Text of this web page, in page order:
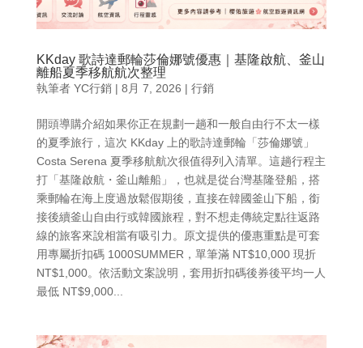
KKday 歌詩達郵輪莎倫娜號優惠｜基隆啟航、釜山
離船夏季移航航次整理
執筆者 YC行銷| 8月 7, 2026 | 行銷
開頭導購介紹如果你正在規劃一趟和一般自由行不太一樣
的夏季旅行，這次 KKday 上的歌詩達郵輪「莎倫娜號」
Costa Serena 夏季移航航次很值得列入清單。這趟行程主
打「基隆啟航・釜山離船」，也就是從台灣基隆登船，搭
乘郵輪在海上度過放鬆假期後，直接在韓國釜山下船，銜
接後續釜山自由行或韓國旅程，對不想走傳統定點往返路
線的旅客來說相當有吸引力。原文提供的優惠重點是可套
用專屬折扣碼 1000SUMMER，單筆滿 NT$10,000 現折
NT$1,000。依活動文案說明，套用折扣碼後券後平均一人
最低 NT$9,000...